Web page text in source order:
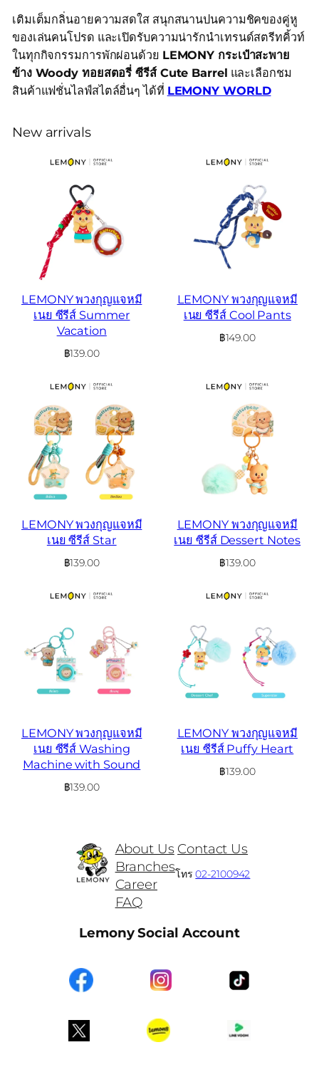
เติมเต็มกลิ่นอายความสดใส สนุกสนานปนความชิคของคู่หู
ของเล่นคนโปรด และเปิดรับความน่ารักนำเทรนด์สตรีทคิ้วท์
ในทุกกิจกรรมการพักผ่อนด้วย LEMONY กระเป๋าสะพาย
ข้าง Woody ทอยสตอรี่ ซีรีส์ Cute Barrel และเลือกชม
สินค้าแฟชั่นไลฟ์สไตล์อื่นๆ ได้ที่ LEMONY WORLD
New arrivals
LEMONY พวงกุญแจหมี
เนย ซีรีส์ Summer
Vacation
฿139.00
LEMONY พวงกุญแจหมี
เนย ซีรีส์ Cool Pants
฿149.00
LEMONY พวงกุญแจหมี
เนย ซีรีส์ Star
฿139.00
LEMONY พวงกุญแจหมี
เนย ซีรีส์ Dessert Notes
฿139.00
LEMONY พวงกุญแจหมี
เนย ซีรีส์ Washing
Machine with Sound
฿139.00
LEMONY พวงกุญแจหมี
เนย ซีรีส์ Puffy Heart
฿139.00
About Us
Branches
Career
FAQ
Contact Us
โทร02-2100942
Lemony Social Account